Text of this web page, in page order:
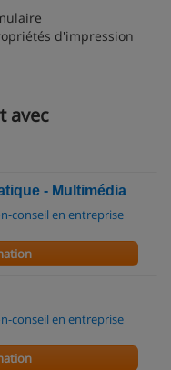
d'impression
avec
- Multimédia
conseil en entreprise
conseil en entreprise